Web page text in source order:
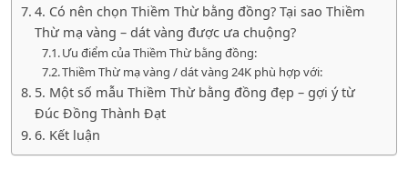
4. Có nên chọn Thiềm Thừ bằng đồng? Tại sao Thiềm
Thừ mạ vàng – dát vàng được ưa chuộng?
Ưu điểm của Thiềm Thừ bằng đồng:
Thiềm Thừ mạ vàng / dát vàng 24K phù hợp với:
5. Một số mẫu Thiềm Thừ bằng đồng đẹp – gợi ý từ
Đúc Đồng Thành Đạt
6. Kết luận